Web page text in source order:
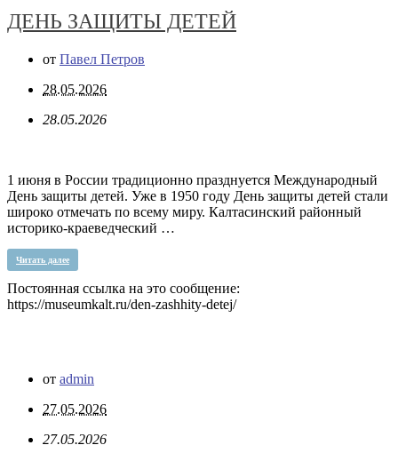
ДЕНЬ ЗАЩИТЫ ДЕТЕЙ
от Павел Петров
28.05.2026
28.05.2026
1 июня в России традиционно празднуется Международный
День защиты детей. Уже в 1950 году День защиты детей стали
широко отмечать по всему миру. Калтасинский районный
историко-краеведческий …
Читать далее
Постоянная ссылка на это сообщение:
https://museumkalt.ru/den-zashhity-detej/
от admin
27.05.2026
27.05.2026